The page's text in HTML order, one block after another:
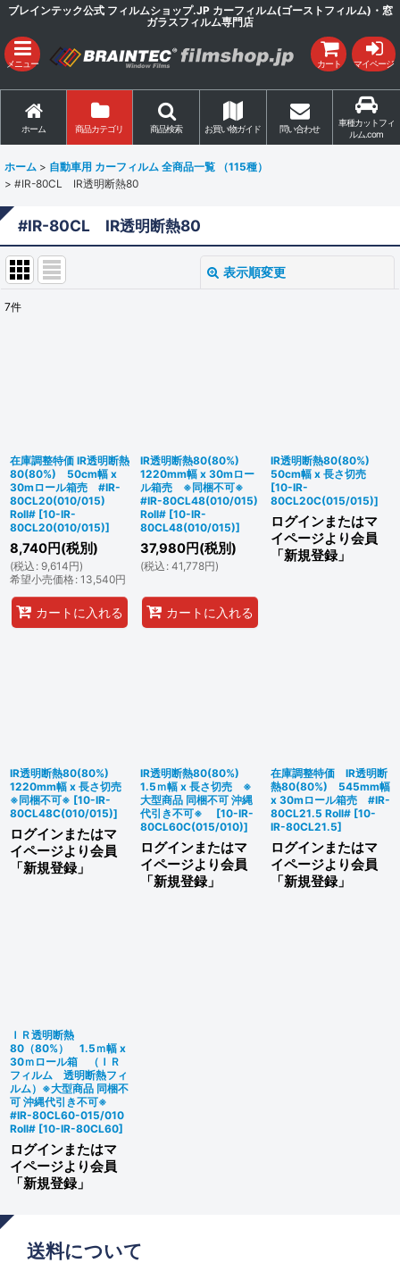
ブレインテック公式 フィルムショップ.JP カーフィルム(ゴーストフィルム)・窓
ガラスフィルム専門店
メニュー カート マイページ
ホーム 商品カテゴリ 商品検索 お買い物ガイド 問い合わせ
車種カットフィ
ルム.com
ホーム > 自動車用 カーフィルム 全商品一覧 （115種）
> #IR-80CL IR透明断熱80
#IR-80CL IR透明断熱80
表示順変更
7件
在庫調整特価 IR透明断熱
80(80%) 50cm幅 x
30mロール箱売 #IR-
80CL20(010/015)
Roll# [10-IR-
80CL20(010/015)]
8,740円(税別)
(税込 : 9,614円)
希望小売価格 : 13,540円
カートに入れる
IR透明断熱80(80%)
1220mm幅 x 30mロー
ル箱売 ※同梱不可※
#IR-80CL48(010/015)
Roll# [10-IR-
80CL48(010/015)]
37,980円(税別)
(税込 : 41,778円)
カートに入れる
IR透明断熱80(80%)
50cm幅 x 長さ切売
[10-IR-
80CL20C(015/015)]
ログインまたはマ
イページより会員
「新規登録」
IR透明断熱80(80%)
1220mm幅 x 長さ切売
※同梱不可※ [10-IR-
80CL48C(010/015)]
ログインまたはマ
イページより会員
「新規登録」
IR透明断熱80(80%)
1.5ｍ幅 x 長さ切売 ※
大型商品 同梱不可 沖縄
代引き不可※
[10-IR-
80CL60C(015/010)]
ログインまたはマ
イページより会員
「新規登録」
在庫調整特価 IR透明断
熱80(80%) 545mm幅
x 30mロール箱売 #IR-
80CL21.5 Roll# [10-
IR-80CL21.5]
ログインまたはマ
イページより会員
「新規登録」
ＩＲ透明断熱
80（80%） 1.5ｍ幅 x
30ｍロール箱 （ＩＲ
フィルム 透明断熱フィ
ルム）※大型商品 同梱不
可 沖縄代引き不可※
#IR-80CL60-015/010
Roll# [10-IR-80CL60]
ログインまたはマ
イページより会員
「新規登録」
送料について